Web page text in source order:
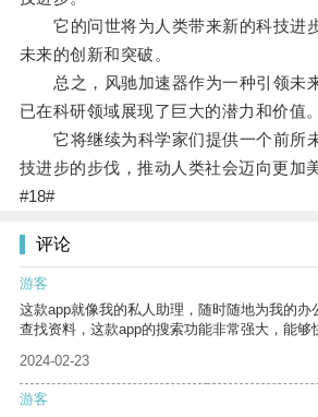
它的问世将为人类带来新的科技进
未来的创新和突破。
总之，风驰加速器作为一种引领未来
已在科研领域展现了巨大的潜力和价值。
它将继续为科学家们提供一个前所
技进步的步伐，推动人类社会迈向更加
#18#
评论
游客
这款app就像我的私人助理，随时随地为我的办
查找资料，这款app的搜索功能非常强大，能够
2024-02-23
游客